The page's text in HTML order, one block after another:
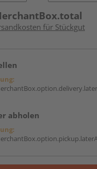
für Stückgut
abholen